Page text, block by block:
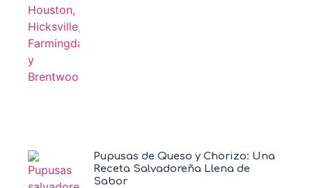
Pupusas de Queso y Chorizo: Una
Receta Salvadoreña Llena de
Sabor